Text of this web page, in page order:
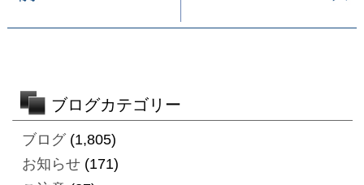
ブログカテゴリー
ブログ(1,805)
お知らせ(171)